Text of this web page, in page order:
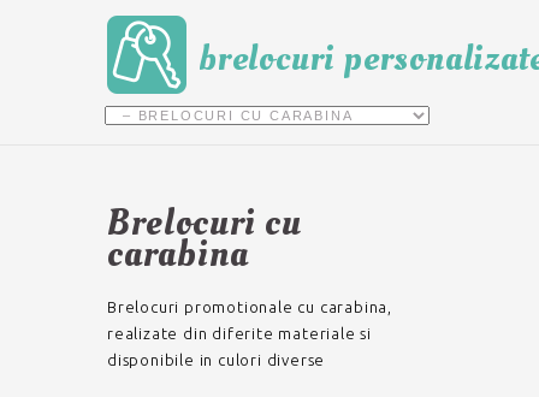
brelocuri
Brelocuri cu
carabina
Brelocuri promotionale cu carabina,
realizate din diferite materiale si
disponibile in culori diverse